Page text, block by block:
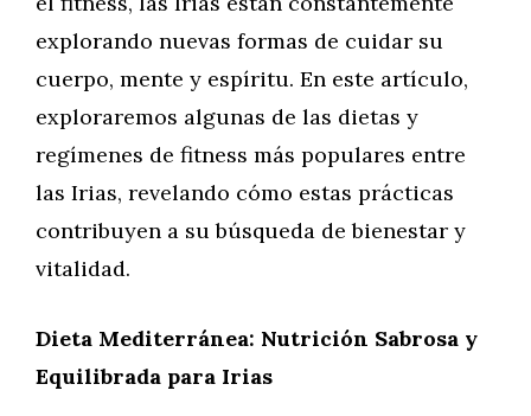
explorando nuevas formas de cuidar su
cuerpo, mente y espíritu. En este artículo,
exploraremos algunas de las dietas y
regímenes de fitness más populares entre
las Irias, revelando cómo estas prácticas
contribuyen a su búsqueda de bienestar y
vitalidad.
Dieta Mediterránea: Nutrición Sabrosa y
Equilibrada para Irias